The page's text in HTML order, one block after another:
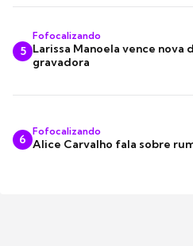
5
Fofocalizando
Larissa Manoela vence
gravadora
6
Fofocalizando
Alice Carvalho fala sobre